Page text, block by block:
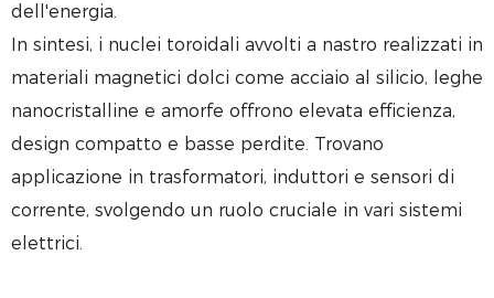
dell'energia.
In sintesi, i nuclei toroidali avvolti a nastro realizzati in
materiali magnetici dolci come acciaio al silicio, leghe
nanocristalline e amorfe offrono elevata efficienza,
design compatto e basse perdite. Trovano
applicazione in trasformatori, induttori e sensori di
corrente, svolgendo un ruolo cruciale in vari sistemi
elettrici.